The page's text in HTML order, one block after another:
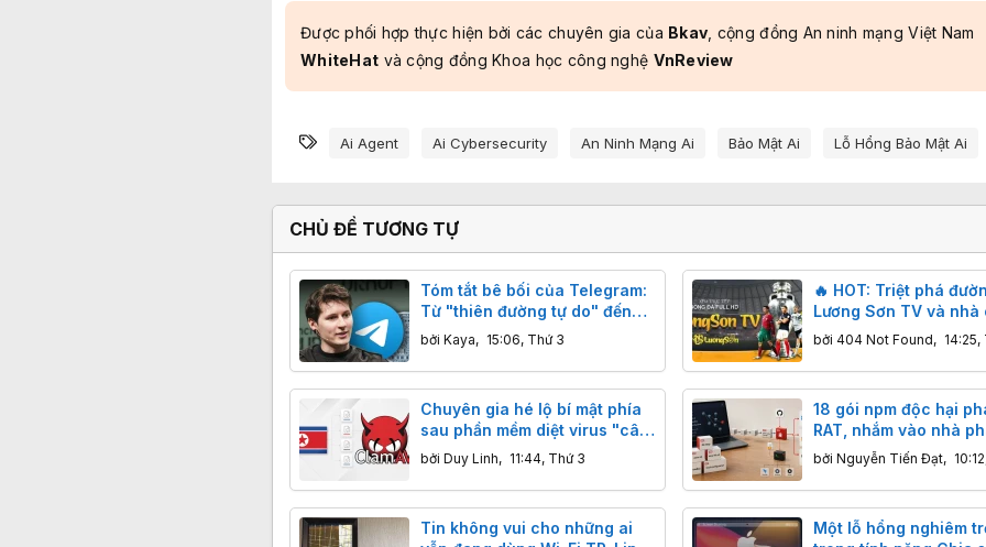
Được phối hợp thực hiện bởi các chuyên gia của Bkav , cộng đồng An ninh mạng Việt Nam
WhiteHat và cộng đồng Khoa học công nghệ VnReview
Từ khóa
Ai Agent Ai Cybersecurity An Ninh Mạng Ai Bảo Mật Ai Lỗ Hổng Bảo Mật Ai
CHỦ ĐỀ TƯƠNG TỰ
Tóm tắt bê bối của Telegram:
Từ "thiên đường tự do" đến
tâm điểm điều tra của nhiều
quốc gia
bởi Kaya, 15:06, Thứ 3
🔥 HOT: Triệt phá
Lương Sơn TV và nhà
OK9!
bởi 404 Not Found, 14:25,
Chuyên gia hé lộ bí mật phía
sau phần mềm diệt virus "cây
nhà lá vườn" của Triều Tiên
bởi Duy Linh, 11:44, Thứ 3
18 gói npm độc hại
RAT, nhắm vào nhà
sử dụng công cụ
bởi Nguyễn Tiến Đạt,
Tin không vui cho những ai
Một lỗ hổng nghiêm